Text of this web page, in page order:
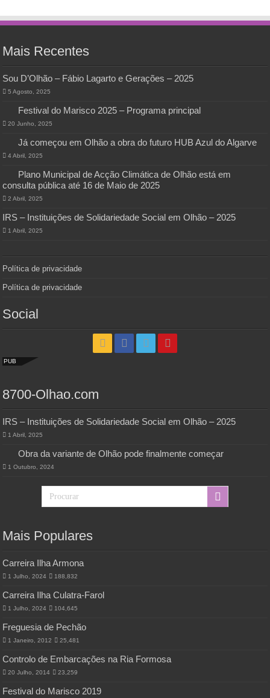
Mais Recentes
Sou D’Olhão – Fábio Lagarto e Gerações – 2025
5 Agosto, 2025
Festival do Marisco 2025 – Programa principal
20 Junho, 2025
Já começou em Olhão a obra do futuro HUB Azul do Algarve
4 Abril, 2025
Plano Municipal de Acção Climática de Olhão está em
consulta pública até 16 de Maio de 2025
2 Abril, 2025
IRS – Instituições de Solidariedade Social em Olhão – 2025
1 Abril, 2025
Política de privacidade
Política de privacidade
Social
PUB
8700-Olhao.com
IRS – Instituições de Solidariedade Social em Olhão – 2025
1 Abril, 2025
Obra da variante de Olhão pode finalmente começar
1 Outubro, 2024
Mais Populares
Carreira Ilha Armona
1 Julho, 2024 188,832
Carreira Ilha Culatra-Farol
1 Julho, 2024 104,645
Freguesia de Pechão
1 Janeiro, 2012 25,481
Controlo de Embarcações na Ria Formosa
20 Julho, 2014 23,259
Festival do Marisco 2019